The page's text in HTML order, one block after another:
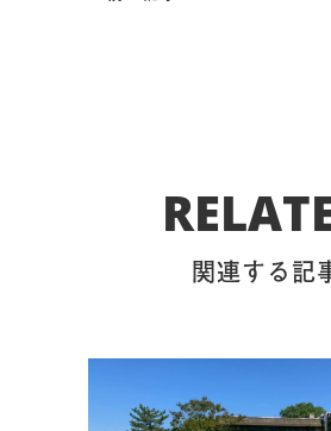
関連する記